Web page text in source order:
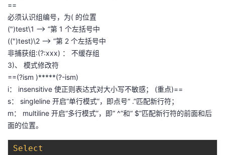
开
始
==
必须认识组编号，为( 的位置
(")test\1 –> “第 1 个左括号中
((")test)\2 –> “第 2 个左括号中
非捕获组:(?:xxx) ： 不缓存组
3)、 模式修改符
==(?ism )*****(?-ism)
i： insensitive 使正则表达式对大小写不敏感； (重点)==
s： singleline 开启“单行模式”，即点号“ .”匹配新行符；
m： multiline 开启“多行模式”，即“ ^”和“ $”匹配新行符的前面和后
面的位置。
Select